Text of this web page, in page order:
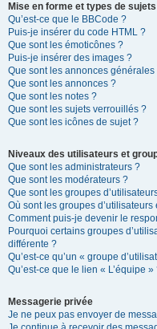
Mise en forme et types de sujets
Qu’est-ce que le BBCode ?
Puis-je insérer du code HTML ?
Que sont les émoticônes ?
Puis-je insérer des images ?
Que sont les annonces générales
Que sont les annonces ?
Que sont les notes ?
Que sont les sujets verrouillés ?
Que sont les icônes de sujet ?
Niveaux des utilisateurs et
Que sont les administrateurs ?
Que sont les modérateurs ?
Que sont les groupes
Où sont les groupes
Comment puis-je devenir le
Pourquoi certains groupes
différente ?
Qu’est-ce qu’un « groupe
Qu’est-ce que le lien « L’équipe »
Messagerie privée
Je ne peux pas envoyer de